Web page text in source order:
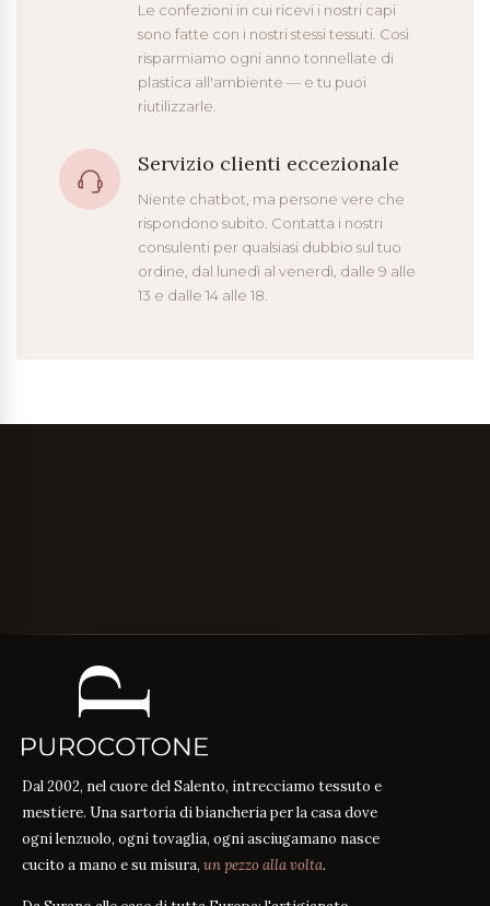
Le confezioni in cui ricevi i nostri capi
sono fatte con i nostri stessi tessuti. Così
risparmiamo ogni anno tonnellate di
plastica all'ambiente — e tu puoi
riutilizzarle.
Servizio clienti eccezionale
Niente chatbot, ma persone vere che
rispondono subito. Contatta i nostri
consulenti per qualsiasi dubbio sul tuo
ordine, dal lunedì al venerdì, dalle 9 alle
13 e dalle 14 alle 18.
Dal 2002, nel cuore del Salento, intrecciamo tessuto e
mestiere. Una sartoria di biancheria per la casa dove
ogni lenzuolo, ogni tovaglia, ogni asciugamano nasce
cucito a mano e su misura, un pezzo alla volta.